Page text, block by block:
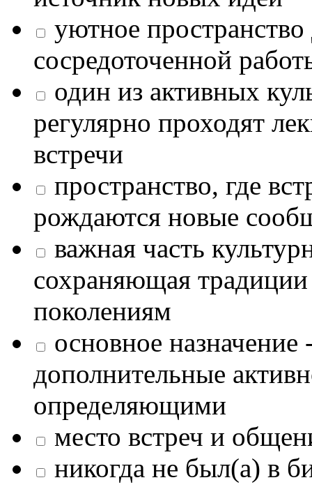
уютное
сосредоточенной
один из активных
регулярно проходят
встречи
пространство, где
рождаются новые
важная часть
сохраняющая
поколениям
основное назначение
дополнительные
определяющими
место встреч и
никогда не был(а) в